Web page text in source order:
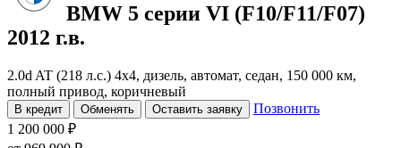
BMW 5 серии VI (F10/F11/F07)
2012 г.в.
2.0d AT (218 л.с.) 4x4, дизель, автомат, седан, 150 000 км,
полный привод, коричневый
В кредит Обменять Оставить заявку
Позвонить
1 200 000 ₽